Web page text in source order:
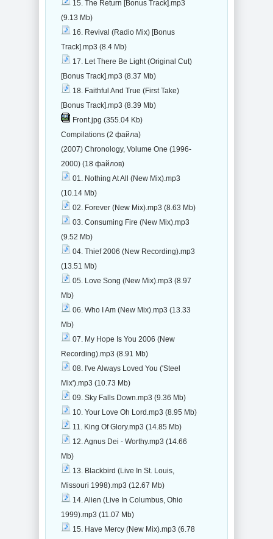
15. The Return [Bonus Track].mp3
(9.13 Mb)
16. Revival (Radio Mix) [Bonus
Track].mp3 (8.4 Mb)
17. Let There Be Light (Original Cut)
[Bonus Track].mp3 (8.37 Mb)
18. Faithful And True (First Take)
[Bonus Track].mp3 (8.39 Mb)
Front.jpg (355.04 Kb)
Compilations (2 файла)
(2007) Chronology, Volume One (1996-
2000) (18 файлов)
01. Nothing At All (New Mix).mp3
(10.14 Mb)
02. Forever (New Mix).mp3 (8.63 Mb)
03. Consuming Fire (New Mix).mp3
(9.52 Mb)
04. Thief 2006 (New Recording).mp3
(13.51 Mb)
05. Love Song (New Mix).mp3 (8.97
Mb)
06. Who I Am (New Mix).mp3 (13.33
Mb)
07. My Hope Is You 2006 (New
Recording).mp3 (8.91 Mb)
08. I've Always Loved You ('Steel
Mix').mp3 (10.73 Mb)
09. Sky Falls Down.mp3 (9.36 Mb)
10. Your Love Oh Lord.mp3 (8.95 Mb)
11. King Of Glory.mp3 (14.85 Mb)
12. Agnus Dei - Worthy.mp3 (14.66
Mb)
13. Blackbird (Live In St. Louis,
Missouri 1998).mp3 (12.67 Mb)
14. Alien (Live In Columbus, Ohio
1999).mp3 (11.07 Mb)
15. Have Mercy (New Mix).mp3 (6.78